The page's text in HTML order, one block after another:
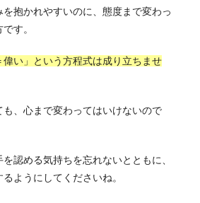
抱かれやすいのに、態度まで変わっ
す。
偉い」という方程式は成り立ちませ
、心まで変わってはいけないので
認める気持ちを忘れないとともに、
ようにしてくださいね。